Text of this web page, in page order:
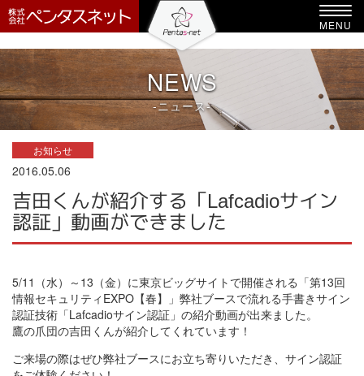
-->
MENU
NEWS
-ニュース-
お知らせ
2016.05.06
吉田くんが紹介する「Lafcadioサイン
認証」動画ができました
5/11（水）～13（金）に東京ビッグサイトで開催される「第13回
情報セキュリティEXPO【春】」弊社ブースで流れる手書きサイン
認証技術「Lafcadioサイン認証」の紹介動画が出来ました。
鷹の爪団の吉田くんが紹介してくれています！
ご来場の際はぜひ弊社ブースにお立ち寄りいただき、サイン認証